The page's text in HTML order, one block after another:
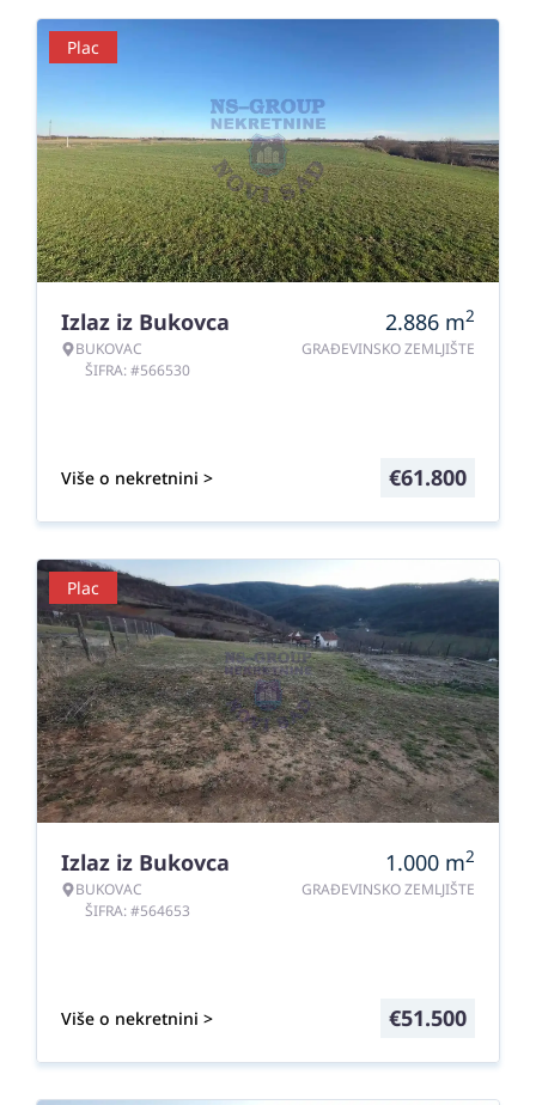
Plac
Izlaz iz Bukovca
BUKOVAC
ŠIFRA: #566530
2.886 m2
GRAĐEVINSKO ZEMLJIŠTE
Više o nekretnini > €61.800
Plac
Izlaz iz Bukovca
BUKOVAC
ŠIFRA: #564653
1.000 m2
GRAĐEVINSKO ZEMLJIŠTE
Više o nekretnini > €51.500